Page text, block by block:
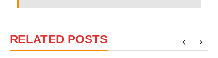
RELATED POSTS